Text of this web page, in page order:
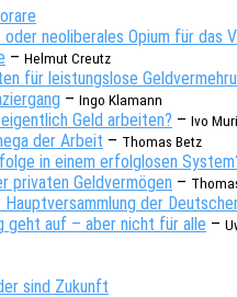
oder neoli­be­ra­les Opium für das
– Helmut Creutz
für leis­tungs­lo­se
– Ingo Klamann
Geld arbei­ten? – Ivo Muri
der Arbeit – Thomas Betz
in einem erfolg­lo­sen
priva­ten Geld­ver­mö­gen –
der
geht auf – aber nicht für alle –
sind Zukunft